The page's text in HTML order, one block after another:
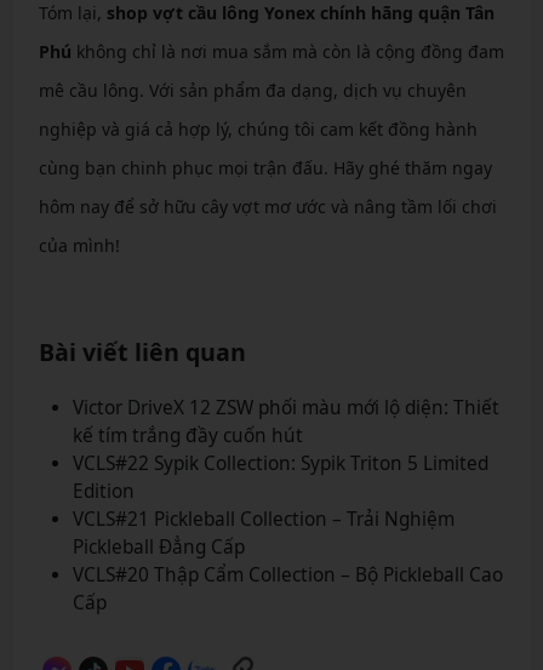
Tóm lại, shop vợt cầu lông Yonex chính hãng quận Tân
Phú không chỉ là nơi mua sắm mà còn là cộng đồng đam
mê cầu lông. Với sản phẩm đa dạng, dịch vụ chuyên
nghiệp và giá cả hợp lý, chúng tôi cam kết đồng hành
cùng bạn chinh phục mọi trận đấu. Hãy ghé thăm ngay
hôm nay để sở hữu cây vợt mơ ước và nâng tầm lối chơi
của mình!
Bài viết liên quan
Victor DriveX 12 ZSW phối màu mới lộ diện: Thiết
kế tím trắng đầy cuốn hút
VCLS#22 Sypik Collection: Sypik Triton 5 Limited
Edition
VCLS#21 Pickleball Collection – Trải Nghiệm
Pickleball Đẳng Cấp
VCLS#20 Thập Cẩm Collection – Bộ Pickleball Cao
Cấp